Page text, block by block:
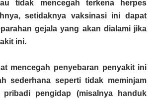
tidak mencegah terkena herpes
setidaknya vaksinasi ini dapat
gejala yang akan dialami jika
ini.
mencegah penyebaran penyakit ini
sederhana seperti tidak meminjam
pribadi pengidap (misalnya handuk